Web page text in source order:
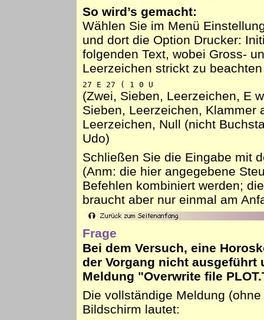
So wird’s gemacht:
Wählen Sie im Menü
und dort die Option Drucker:
folgenden Text, wobei Gross-
Leerzeichen strickt zu
27 E 27 ( 1 0 U
(Zwei, Sieben, Leerzeichen, E
Sieben, Leerzeichen, Klammer
Leerzeichen, Null (nicht
Udo)
Schließen Sie die Eingabe mit
(Anm: die hier angegebene
Befehlen kombiniert werden;
braucht aber nur einmal am
Frage
Bei dem Versuch, eine
der Vorgang nicht ausgeführt
Meldung "Overwrite file
Die vollständige Meldung
Bildschirm lautet: